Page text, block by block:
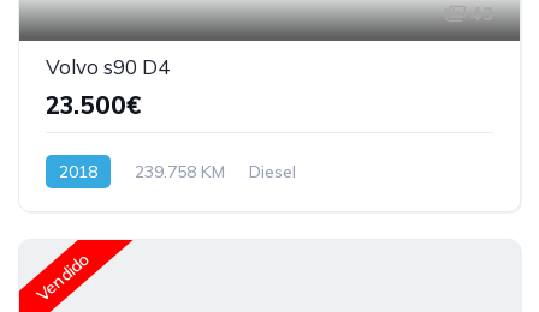
43
Volvo s90 D4
23.500€
2018 239.758 KM Diesel
Vendido